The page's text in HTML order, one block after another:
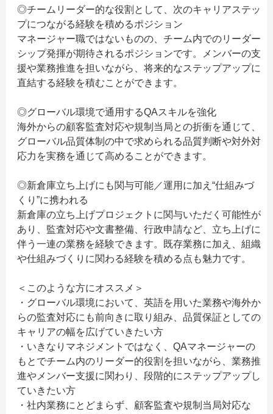
◎チームリーダー的な役割として、次のキャリアステッ
プにつながる経験を積めるポジション
マネージャー職ではないものの、チーム内でのリーダー
シップ発揮が期待されるポジションです。メンバーの支
援や業務推進を担いながら、将来的なステップアップに
直結する経験を積むことができます。
◎グローバル環境で通用するQAスキルを強化
海外からの顧客監査対応や規制当局との折衝を通じて、
グローバル品質体制の中で求められる品質判断や対外対
応力を実務を通じて高めることができます。
◎新倉庫立ち上げにも関与可能／運用に加え“仕組みづ
くり”に携われる
新倉庫の立ち上げプロジェクトに関与いただく可能性が
あり、監査対応や文書整備、行政申請など、立ち上げに
伴う一連の業務を経験できます。既存業務に加え、組織
や仕組みづくりに関わる経験を積める点も魅力です。
＜このような方にオススメ＞
・グローバル環境において、英語を用いた業務や海外か
らの監査対応にも前向きに取り組み、品質保証としての
キャリアの幅を広げていきたい方
・いきなりマネジメントではなく、QAマネージャーの
もとでチーム内のリーダー的役割を担いながら、業務推
進やメンバー支援に関わり、段階的にステップアップし
ていきたい方
・社内業務にとどまらず、顧客監査や規制当局対応な